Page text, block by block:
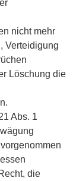
nicht mehr
Verteidigung
Löschung die
Abs. 1
die